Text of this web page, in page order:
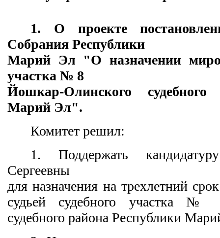
1. О проекте
Собрания Республики
Марий Эл "О назначении
участка № 8
Йошкар-Олинского
Марий Эл".
Комитет решил:
1. Поддержать
Сергеевны
для назначения на трехлетний
судьей судебного участка №
судебного района Республики